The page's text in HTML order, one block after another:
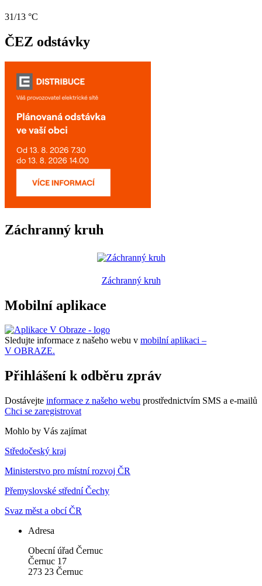
31/13 °C
ČEZ odstávky
Záchranný kruh
Záchranný kruh
Mobilní aplikace
Sledujte informace z našeho webu v mobilní aplikaci –
V OBRAZE.
Přihlášení k odběru zpráv
Dostávejte informace z našeho webu prostřednictvím SMS a e-mailů
Chci se zaregistrovat
Mohlo by Vás zajímat
Středočeský kraj
Ministerstvo pro místní rozvoj ČR
Přemyslovské střední Čechy
Svaz měst a obcí ČR
Adresa
Obecní úřad Černuc
Černuc 17
273 23 Černuc